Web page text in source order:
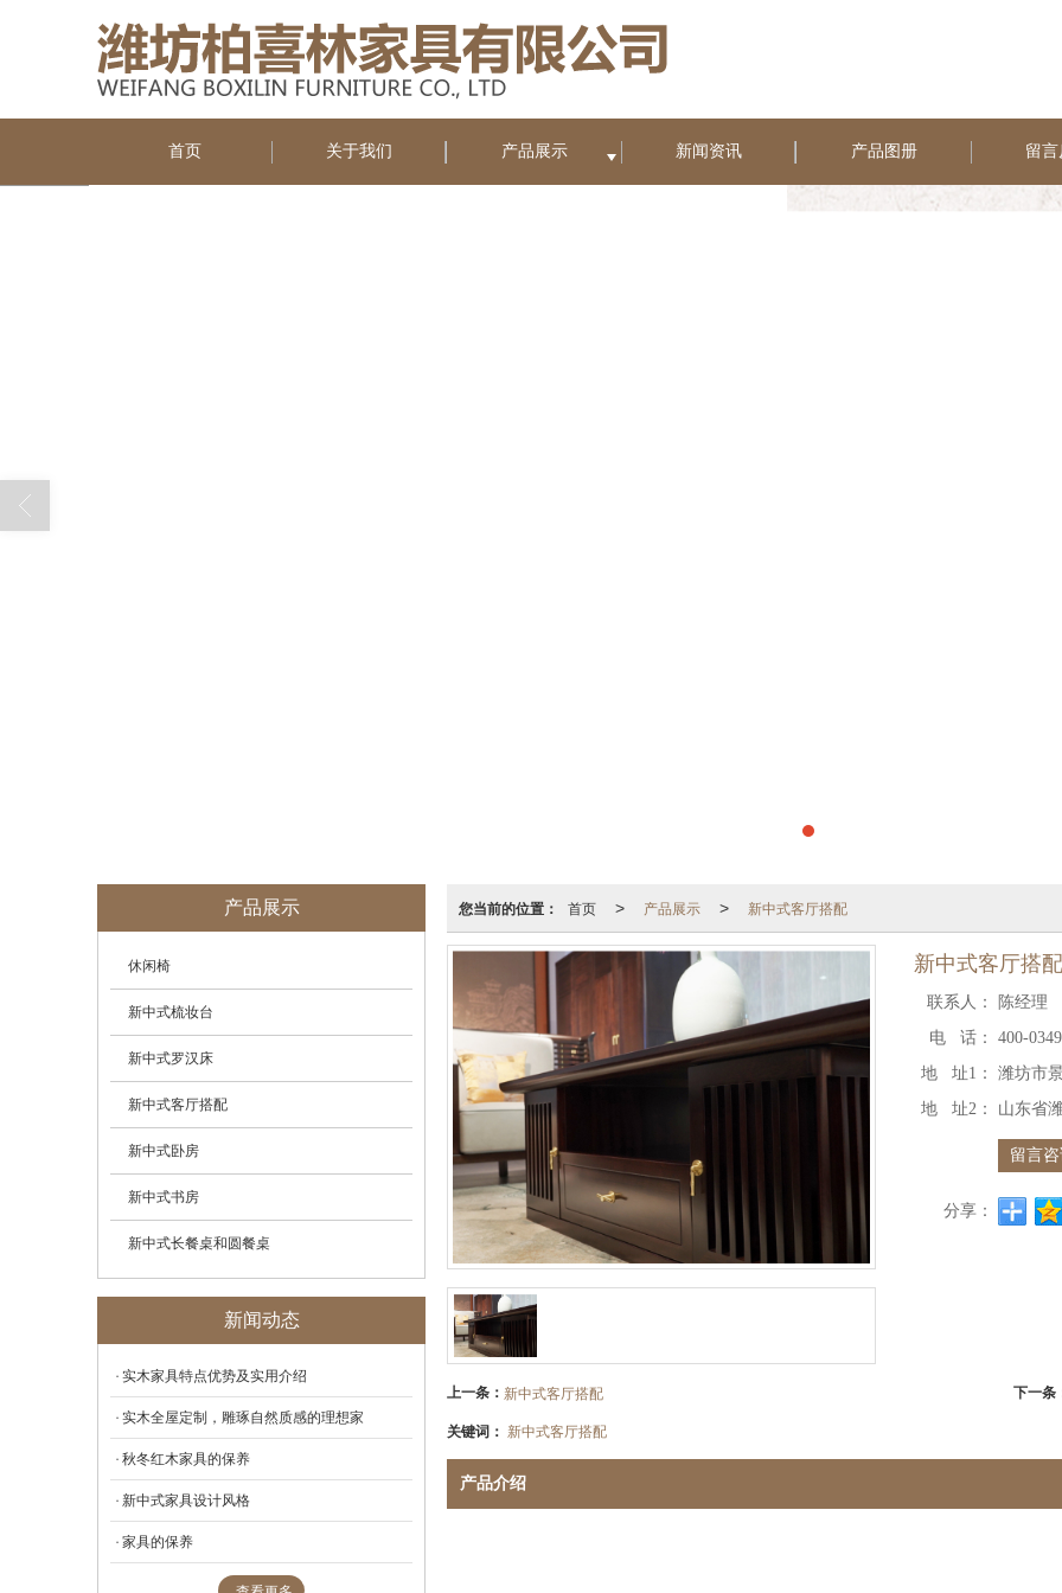
首页 关于我们 产品展示 新闻资讯 产品图册 留
您当前的位置： 首页 > 产品展示 > 新中式客厅搭配
新中式客厅搭配
联系人：
陈经理
电 话：
400-
地 址1：
潍坊市
地 址2：
山东省
留言咨
分享：
上一条： 新中式客厅搭配 下一条
关键词： 新中式客厅搭配
产品介绍
产品展示
休闲椅
新中式梳妆台
新中式罗汉床
新中式客厅搭配
新中式卧房
新中式书房
新中式长餐桌和圆餐桌
新闻动态
实木家具特点优势及实用介绍
实木全屋定制，雕琢自然质感的理想家
秋冬红木家具的保养
新中式家具设计风格
家具的保养